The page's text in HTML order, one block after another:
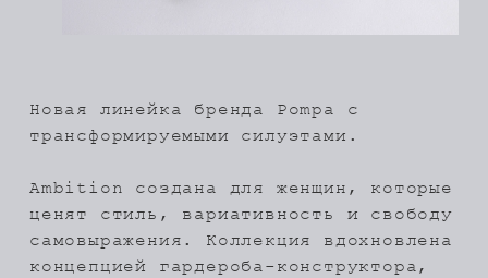
Новая линейка бренда Pompa с
трансформируемыми силуэтами.
Ambition создана для женщин, которые
ценят стиль, вариативность и свободу
самовыражения. Коллекция вдохновлена
концепцией гардероба-конструктора,